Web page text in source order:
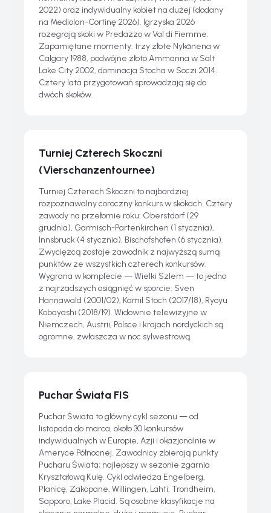
2022) oraz indywidualny kobiet na dużej (dodany
na Mediolan-Cortinę 2026). Igrzyska 2026
rozegrają skoki w Predazzo w Val di Fiemme.
Zapamiętane momenty: trzy złote Nykänena w
Calgary 1988, podwójne złoto Ammanna w Salt
Lake City 2002, dominacja Stocha w Soczi 2014.
Cztery lata przygotowań sprowadzają się do
dwóch skoków.
Turniej Czterech Skoczni
(Vierschanzentournee)
Turniej Czterech Skoczni to najbardziej
rozpoznawalny coroczny konkurs w skokach. Cztery
zawody na przełomie roku: Oberstdorf (29
grudnia), Garmisch-Partenkirchen (1 stycznia),
Innsbruck (4 stycznia), Bischofshofen (6 stycznia).
Zwycięzcą zostaje zawodnik z najwyższą sumą
punktów ze wszystkich czterech konkursów.
Wygrana w komplecie — Wielki Szlem — to jedno
z najrzadszych osiągnięć w sporcie: Sven
Hannawald (2001/02), Kamil Stoch (2017/18), Ryoyu
Kobayashi (2018/19). Widownie telewizyjne w
Niemczech, Austrii, Polsce i krajach nordyckich są
ogromne, zwłaszcza w noc sylwestrową.
Puchar Świata FIS
Puchar Świata to główny cykl sezonu — od
listopada do marca, około 30 konkursów
indywidualnych w Europie, Azji i okazjonalnie w
Ameryce Północnej. Zawodnicy zbierają punkty
Pucharu Świata; najlepszy w sezonie zgarnia
Kryształową Kulę. Cykl odwiedza Engelberg,
Planicę, Zakopane, Willingen, Lahti, Trondheim,
Sapporo, Lake Placid. Są osobne klasyfikacje na